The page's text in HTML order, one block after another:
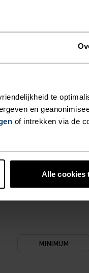
te
en
of intrekken via de
Alle cookies
MINIMUM